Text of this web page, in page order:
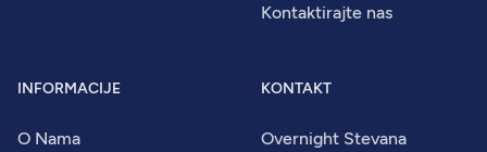
Kontaktirajte nas
INFORMACIJE
O Nama
KONTAKT
Overnight Stevana